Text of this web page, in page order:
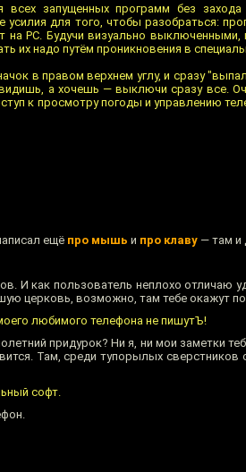
запущенных программ без захода
для того, чтобы разобраться:
на РС. Будучи визуально
их надо путём проникновения в
в правом верхнем углу, и сразу
а хочешь — выключи сразу все.
к просмотру погоды и управлению
ещё про мышь и про клаву — там и
И как пользователь неплохо отличаю
церковь, возможно, там тебе окажут
любимого телефона не пишутЪ!
придурок? Ни я, ни мои заметки
Там, среди тупорылых
софт.